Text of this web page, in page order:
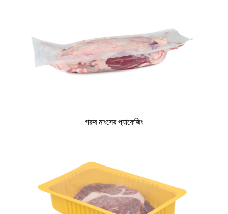
গরুর মাংসের প্যাকেজিং